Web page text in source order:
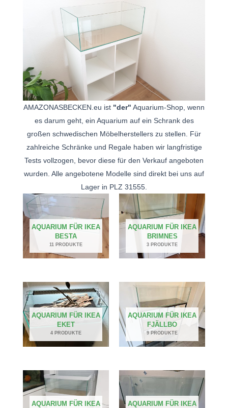
AMAZONASBECKEN.eu ist "der" Aquarium-Shop, wenn
es darum geht, ein Aquarium auf ein Schrank des
großen schwedischen Möbelherstellers zu stellen. Für
zahlreiche Schränke und Regale haben wir langfristige
Tests vollzogen, bevor diese für den Verkauf angeboten
wurden. Alle angebotene Modelle sind direkt bei uns auf
Lager in PLZ 31555.
AQUARIUM FÜR IKEA
BESTA
11 PRODUKTE
AQUARIUM FÜR IKEA
BRIMNES
3 PRODUKTE
AQUARIUM FÜR IKEA
EKET
4 PRODUKTE
AQUARIUM FÜR IKEA
FJÄLLBO
9 PRODUKTE
AQUARIUM FÜR IKEA
AQUARIUM FÜR IKEA